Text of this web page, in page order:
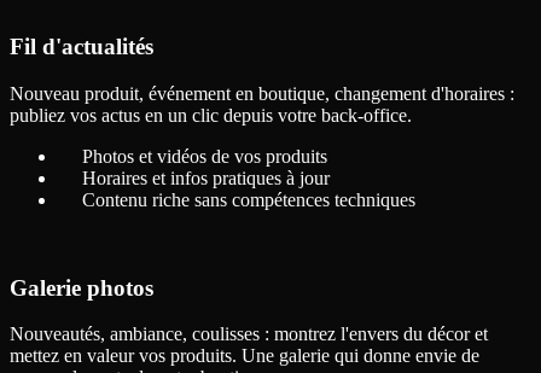
Fil d'actualités
Nouveau produit, événement en boutique, changement d'horaires :
publiez vos actus en un clic depuis votre back-office.
Photos et vidéos de vos produits
Horaires et infos pratiques à jour
Contenu riche sans compétences techniques
Galerie photos
Nouveautés, ambiance, coulisses : montrez l'envers du décor et
mettez en valeur vos produits. Une galerie qui donne envie de